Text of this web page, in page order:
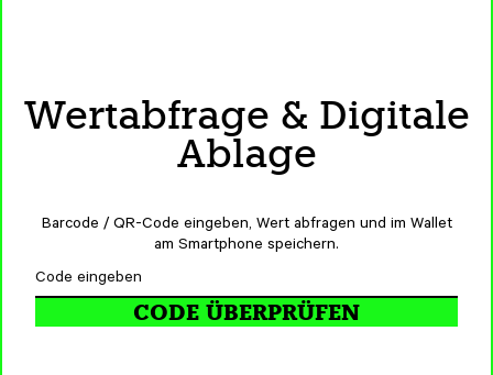
Wertabfrage & Digitale
Ablage
Barcode / QR-Code eingeben, Wert abfragen und im Wallet
am Smartphone speichern.
CODE ÜBERPRÜFEN